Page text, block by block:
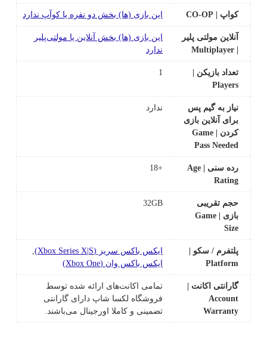
کواپ | CO-OP این بازی‌ (ها) بخش دو نفره یا کوآپ ندارد
آنلاین مولتی پلیر
| Multiplayer
این بازی‌ (ها) بخش آنلاین یا مولتی‌پلیر
ندارد
تعداد بازیکن |
Players
نیاز به گیم پس
برای آنلاین بازی
کردن | Game
Pass Needed
ندارد
رده سنی | Age
Rating
حجم تقریبی
بازی | Game
Size
32GB
پلتفرم / سکو |
Platform
ایکس باکس سریز (Xbox Series X|S)
,
ایکس باکس وان (Xbox One)
گارانتی اکانت |
Account
Warranty
تمامی اکانت‌های ارائه شده توسط
فروشگاه لکسا شاپ دارای گارانتی
تضمینی و کاملا اورجینال می‌باشند.